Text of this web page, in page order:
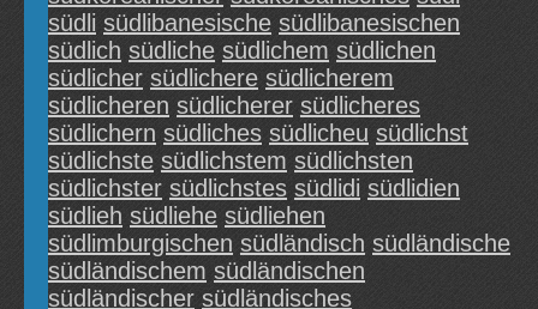
südli südlibanesische südlibanesischen
südlich südliche südlichem südlichen
südlicher südlichere südlicherem
südlicheren südlicherer südlicheres
südlichern südliches südlicheu südlichst
südlichste südlichstem südlichsten
südlichster südlichstes südlidi südlidien
südlieh südliehe südliehen
südlimburgischen südländisch südländische
südländischem südländischen
südländischer südländisches